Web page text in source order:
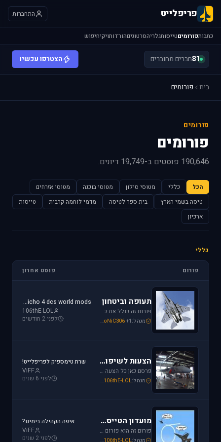
פריפלייט התחברות
כתבותפורומיםטייסותגלריהסרטוניםהורדותויקיחיפוש
81חברים מחוברים הצטרפו עכשיו
בית פורומים
פורומים
פורומים
190,646 פוסטים ב-19,749 דיונים.
הכל כללי מטוסי סילון מטוסי בוכנה
מטוסי אזרחים
טיסה בשמי הארץ
בית ספר לטיסה מדמי לוחמה קרבית
טייסות
ארכיון
כללי
פורום פוסט אחרון
תעופה וביטחון
פורום זה כולל את כל נושאי התעופה האזרחית, הצבאית והבטחון בארץ ובעולם. ניתן לדון בכל נושא אקטואלי או היסטורי בתחומים אלו.
מנהל: Mike_69th SoNiC306+1
jericho 4 dcs world mods
106thE-LOL
לפני 2 חודשים
הצעות לשיפור / הערות ומתן פידבק
פרסם כאן כל הצעה לשיפור שברצונך לראות מתגשמת או הערות לגבי דברים שברצונך לראות נעלמים או מציקים לך.
מנהל: Mike_69th ,106thE-LOL
שרת טימספיק לפריפלייט!
ViFF
לפני 6 שנים
מועדון הטייסים
פורום זה הוא פורום (OT (Off Topic פרסם כאן כל הודעה שמתחשקת לך וראויה לדיון.
מנהל: Mike_69th ,106thE-LOL
איפה הקהילה בימינו?
ViFF
לפני 2 שנים